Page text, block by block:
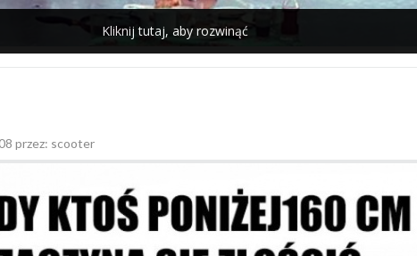
Kliknij tutaj, aby rozwinąć
przez: scooter